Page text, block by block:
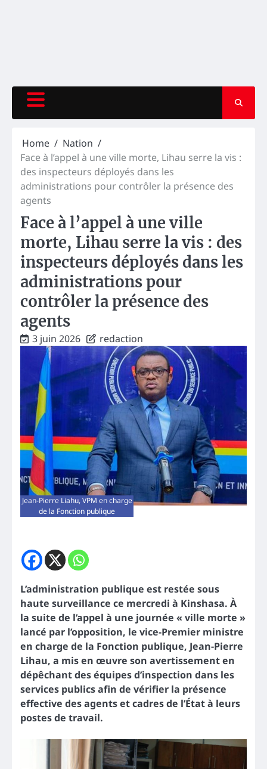
Home
Nation
Face à l’appel à une ville morte, Lihau serre la vis :
des inspecteurs déployés dans les
administrations pour contrôler la présence des
agents
Face à l’appel à une ville
morte, Lihau serre la vis : des
inspecteurs déployés dans les
administrations pour
contrôler la présence des
agents
3 juin 2026 redaction
Jean-Pierre Liahu, VPM en charge
de la Fonction publique
L’administration publique est restée sous
haute surveillance ce mercredi à Kinshasa. À
la suite de l’appel à une journée « ville morte »
lancé par l’opposition, le vice-Premier ministre
en charge de la Fonction publique, Jean-Pierre
Lihau, a mis en œuvre son avertissement en
dépêchant des équipes d’inspection dans les
services publics afin de vérifier la présence
effective des agents et cadres de l’État à leurs
postes de travail.